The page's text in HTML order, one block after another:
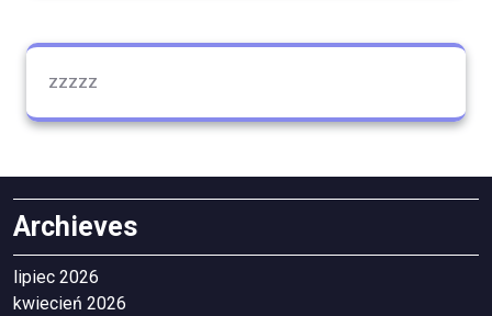
zzzzz
Archieves
lipiec 2026
kwiecień 2026